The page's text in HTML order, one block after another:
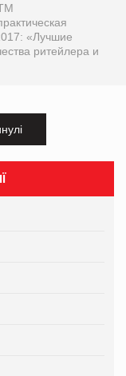
«Лучшие
ритейлера и